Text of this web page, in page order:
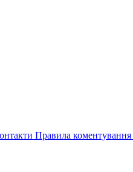
Правила коментування